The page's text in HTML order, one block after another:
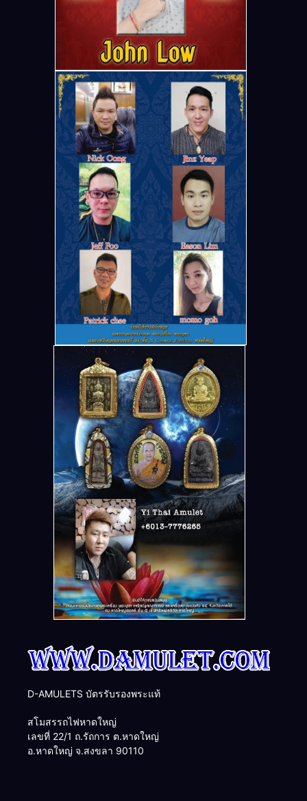
D-AMULETS บัตรรับรองพระแท้
สโมสรรถไฟหาดใหญ่
เลขที่ 22/1 ถ.รัถการ ต.หาดใหญ่
อ.หาดใหญ่ จ.สงขลา 90110